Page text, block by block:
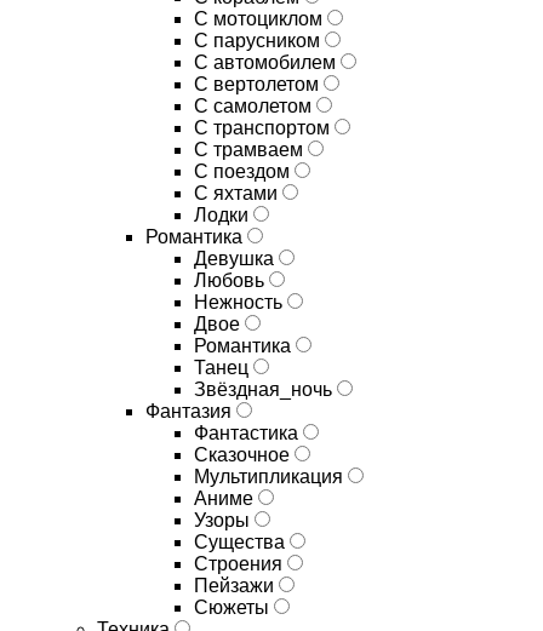
С мотоциклом
С парусником
С автомобилем
С вертолетом
С самолетом
С транспортом
С трамваем
С поездом
С яхтами
Лодки
Романтика
Девушка
Любовь
Нежность
Двое
Романтика
Танец
Звёздная_ночь
Фантазия
Фантастика
Сказочное
Мультипликация
Аниме
Узоры
Существа
Строения
Пейзажи
Сюжеты